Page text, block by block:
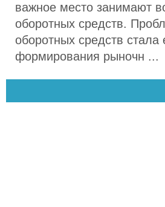
важное место занимают
оборотных средств.
оборотных средств
формирования рыночн ...